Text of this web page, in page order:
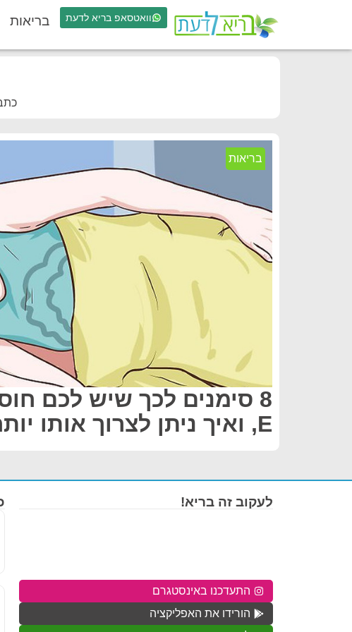
וואטסאפ בריא לדעת בריאות
בריאות
8 סימנים לכך שיש לכם
E, ואיך ניתן לצרוך אותו יותר
לעקוב זה בריא!
התעדכנו באינסטגרם
הורידו את האפליקציה